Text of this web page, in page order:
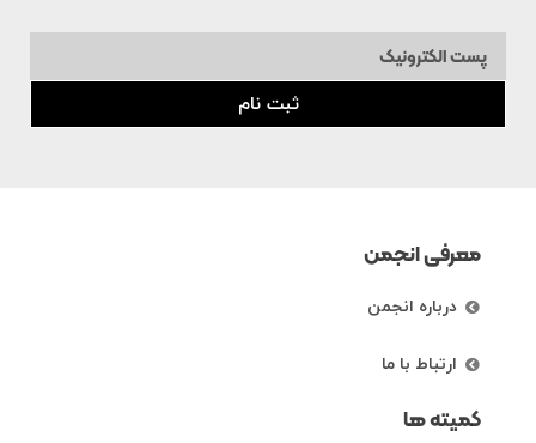
ثبت نام
معرفی انجمن
درباره انجمن
ارتباط با ما
کمیته ها